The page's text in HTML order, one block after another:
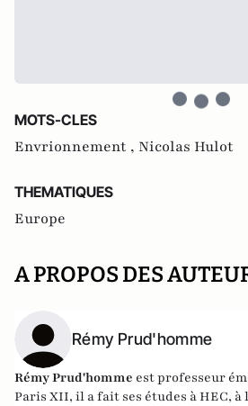
MOTS-CLES
Envrionnement , Nicolas Hulot
THEMATIQUES
Europe
A PROPOS DES
Rémy Prud'homme
Rémy Prud'homme est professeur
Paris XII, il a fait ses études à HEC,